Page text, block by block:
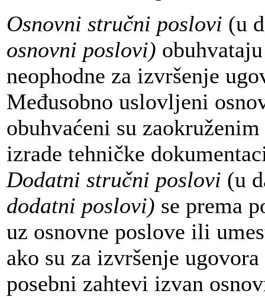
Osnovni stručni poslovi (u
osnovni poslovi)
neophodne za izvršenje
Međusobno uslovljeni
obuhvaćeni su
izrade tehničke
Dodatni stručni poslovi (u
dodatni poslovi) se prema
uz osnovne poslove ili
ako su za izvršenje
posebni zahtevi izvan